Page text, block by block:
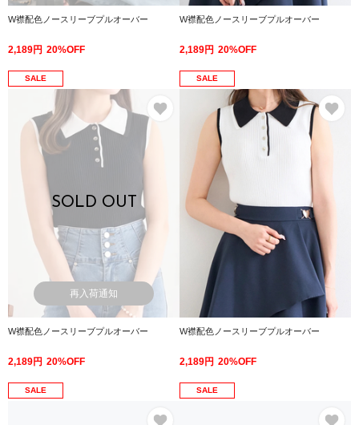
W襟配色ノースリーブプルオーバー
2,189円 20%OFF
W襟配色ノースリーブプルオーバー
2,189円 20%OFF
SALE
SOLD OUT
再入荷通知
W襟配色ノースリーブプルオーバー
2,189円 20%OFF
SALE
W襟配色ノースリーブプルオーバー
2,189円 20%OFF
SALE SALE